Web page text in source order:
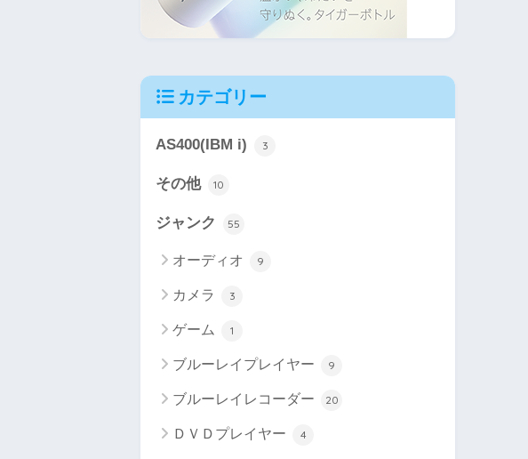
カテゴリー
AS400(IBM i) 3
その他 10
ジャンク 55
オーディオ 9
カメラ 3
ゲーム 1
ブルーレイプレイヤー 9
ブルーレイレコーダー 20
ＤＶＤプレイヤー 4